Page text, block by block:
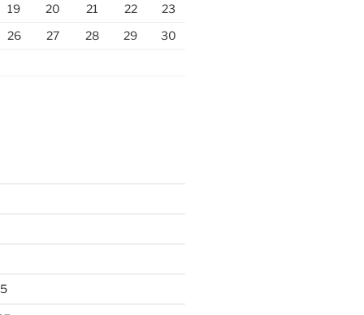
19 20 21 22
23
26 27 28 29
30